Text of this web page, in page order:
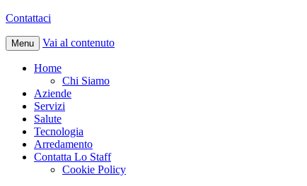
Contattaci
Menu Vai al contenuto
Home
Chi Siamo
Aziende
Servizi
Salute
Tecnologia
Arredamento
Contatta Lo Staff
Cookie Policy